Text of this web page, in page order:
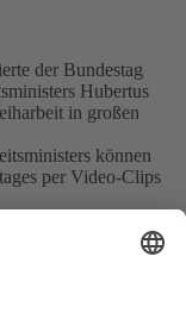
der Bundestag
Hubertus
in großen
können
per Video-Clips
in den
2020 zum